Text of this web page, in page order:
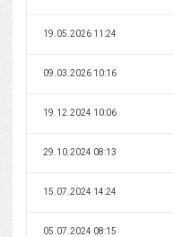
19.05.2026 11:24
09.03.2026 10:16
19.12.2024 10:06
29.10.2024 08:13
15.07.2024 14:24
05.07.2024 08:15